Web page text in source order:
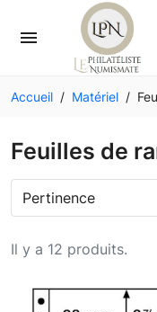
menu
Accueil Matériel
Feuilles de
Il y a 12 produits.
Pertinence